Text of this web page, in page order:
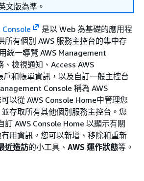
文版為準。
是以 Web 為基礎的應用程
所有個別 AWS 服務主控台的集中存
統一導覽 AWS Management
、檢視通知、Access AWS
戶和帳單資訊，以及自訂一般主控台
Console 稱為 AWS
以從 AWS Console Home中管理您
存取所有其他個別服務主控台。您
訂 AWS Console Home 以顯示有關
用資訊。您可以新增、移除和重新
近造訪的小工具、 AWS 運作狀態等。